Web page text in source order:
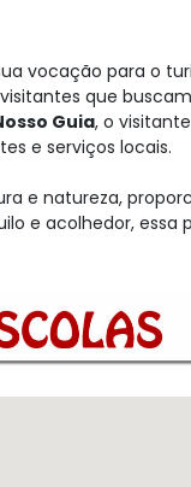
vocação para o
que
Guia, o
e serviços locais.
e natureza,
e acolhedor,